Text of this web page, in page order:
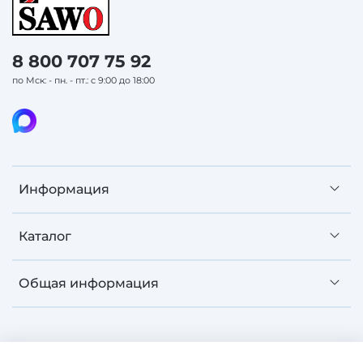
внешней привлекательности.
Ещё одним преимуществом вёдер является их
дизайн. Классический стиль финской бондарной
продукции выглядит невероятно эстетично.
Вёдра Sawo станут гармоничным элементом
Информация
Каталог
Общая информация
8 800 707 75 92
по Мск: - пн. - пт.: с 9:00 до 18:00